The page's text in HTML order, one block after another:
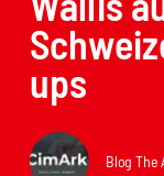
ups
Blog The